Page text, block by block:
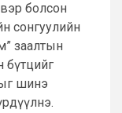
болсон
сонгуулийн
заалтын
бүтцийг
шинэ